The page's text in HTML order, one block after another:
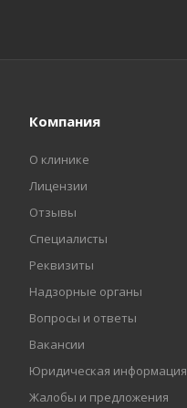
Компания
О клинике
Лицензии
Отзывы
Специалисты
Реквизиты
Надзорные органы
Вопросы и ответы
Вакансии
Юридическая информация
Жалобы и предложения